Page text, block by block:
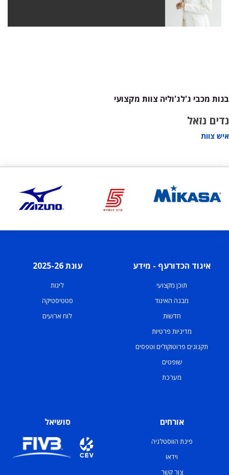
בנות מכבי ג'לג'וליה צוות מקצועי
נדים נזאל
איש צוות
איגוד הכדורעף - מידע
תוכן מקצועי
מבנה האיגוד
חדשות
מדיניות פרטיות
תקנונים פרוטוקולים וטפסים
שופטים
מערכת
עונת 2025-26
ליגות
סטטיסטיקה
לוח ארועים
אורחים
פינת הווסטלגיה
וידאו
צור קשר
סושיאל